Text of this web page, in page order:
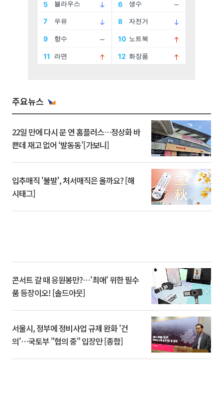
주요뉴스
22일 만에 다시 문 연 홈플러스…정상화 바
쁜데 재고 없어 ‘발동동’[가보니]
입추매직 '불발', 처서매직은 올까요? [해
시태그]
콘서트 갈 때 응원봉만?⋯'최애' 위한 필수
품 등장이오! [솔드아웃]
서울시, 정부에 정비사업 규제 완화 '건
의'⋯국토부 "협의 중" 입장만 [종합]